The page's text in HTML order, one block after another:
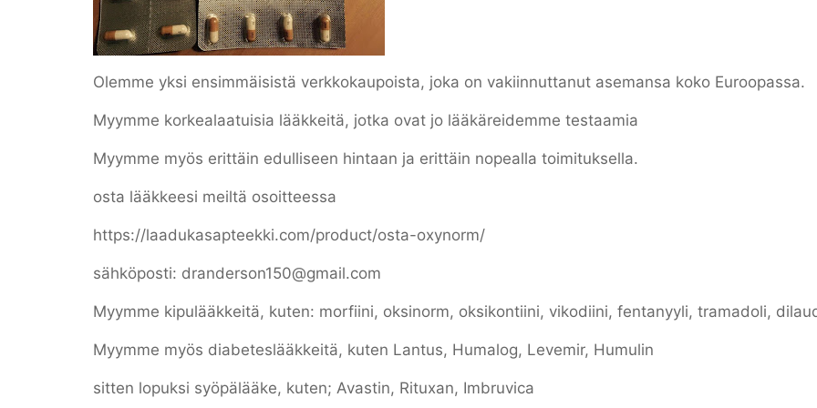
Olemme yksi ensimmäisistä verkkokaupoista, joka on vakiinnuttanut asemansa koko Euroopassa.
Myymme korkealaatuisia lääkkeitä, jotka ovat jo lääkäreidemme testaamia
Myymme myös erittäin edulliseen hintaan ja erittäin nopealla toimituksella.
osta lääkkeesi meiltä osoitteessa
https://laadukasapteekki.com/product/osta-oxynorm/
sähköposti: dranderson150@gmail.com
Myymme kipulääkkeitä, kuten: morfiini, oksinorm, oksikontiini, vikodiini, fentanyyli, tramadoli,
Myymme myös diabeteslääkkeitä, kuten Lantus, Humalog, Levemir, Humulin
sitten lopuksi syöpälääke, kuten; Avastin, Rituxan, Imbruvica